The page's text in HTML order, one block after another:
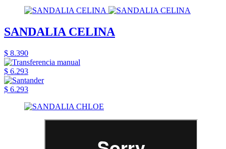
SANDALIA CELINA
$ 8.390
$ 6.293
$ 6.293